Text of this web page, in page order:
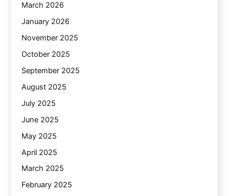
March 2026
January 2026
November 2025
October 2025
September 2025
August 2025
July 2025
June 2025
May 2025
April 2025
March 2025
February 2025